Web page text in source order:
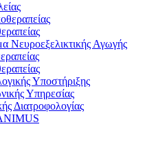
Νευροεξελικτικής Αγωγής
Υποστήριξης
Υπηρεσίας
Διατροφολογίας